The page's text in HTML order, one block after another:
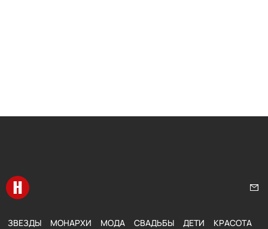
Перейти на главную
ЗВЕЗДЫ МОНАРХИ МОДА СВАДЬБЫ ДЕТИ КРАСОТА